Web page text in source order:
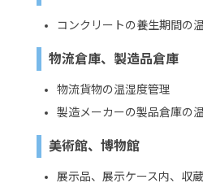
コンクリートの養生期間の
物流倉庫、製造品倉庫
物流貨物の温湿度管理
製造メーカーの製品倉庫の
美術館、博物館
展示品、展示ケース内、収